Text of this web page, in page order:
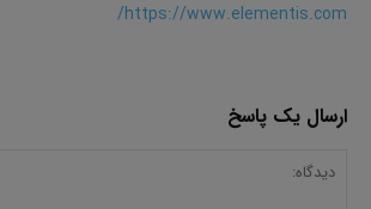
https://www.elementis.com/
ارسال یک پاسخ